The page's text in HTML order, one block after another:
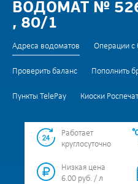
ВОДОМАТ №
, 80/1
Адреса водоматов Операции с
Проверить баланс Пополнить
Пункты TelePay Киоски
Работает
круглосуточно
Низкая цена
6.00 руб. / л